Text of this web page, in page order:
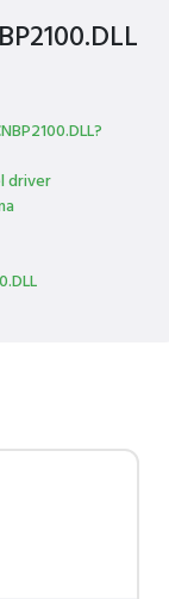
driver